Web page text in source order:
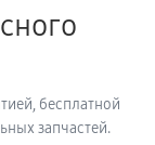
бесплатной
запчастей.